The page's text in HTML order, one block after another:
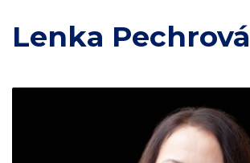
Lenka Pechrová